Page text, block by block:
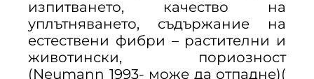
изпитването, качество на
уплътняването, съдържание на
естествени фибри – растителни и
животински, пориозност
(Neumann 1993- може да отпадне)(